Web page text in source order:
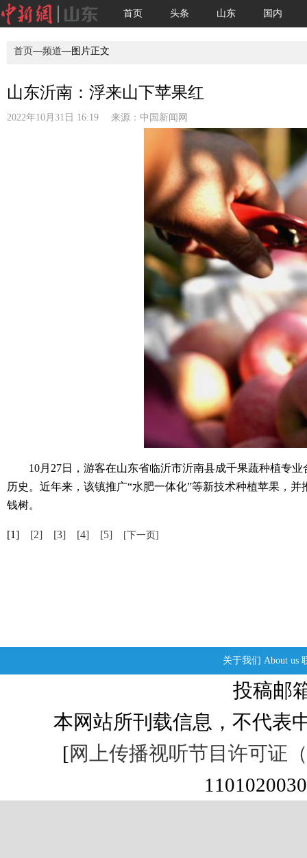
首页 头条 山东 国内
首页—频道—图片正文
山东沂南：浮来山下苹果红
2022年10月31日 16:19 来源： 中国新闻网
10月27日，游客在山东省临沂市沂南县成千果蔬种植专业
历史。近年来，该镇推广“水肥一体化”等新技术种植苹果，
钱树。
[1] [2] [3] [4] [5] [下一页]
关于我们 About us
投稿邮
本网站所刊载信息，不代表
[网上传播视听节目许可证